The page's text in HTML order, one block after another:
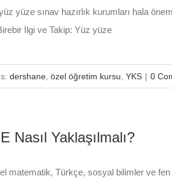
yüze sınav hazırlık kurumları hala
İlgi ve Takip: Yüz yüze
dershane özel öğretim kursu YKS | 0
Nasıl Yaklaşılmalı?
matematik, Türkçe, sosyal bilimler ve fen